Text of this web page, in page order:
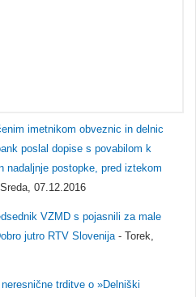
imetnikom obveznic in delnic
poslal dopise s povabilom k
postopke, pred iztekom
07.12.2016
VZMD s pojasnili za male
jutro RTV Slovenija- Torek,
trditve o »Delniški